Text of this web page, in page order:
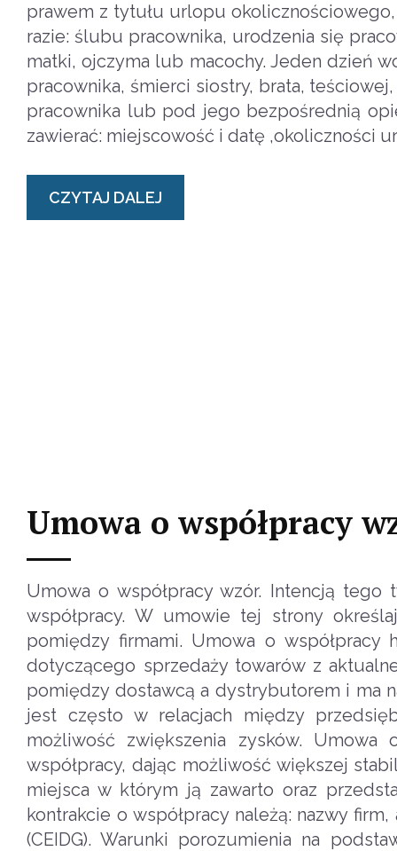
prawem z tytułu urlopu
razie: ślubu pracownika, urodzenia się
matki, ojczyma lub macochy. Jeden dzień
pracownika, śmierci siostry, brata,
pracownika lub pod jego bezpośrednią
zawierać: miejscowość i datę ,okoliczności
CZYTAJ DALEJ
Umowa o współpracy
Umowa o współpracy wzór. Intencją
współpracy. W umowie tej strony
pomiędzy firmami. Umowa o
dotyczącego sprzedaży towarów z
pomiędzy dostawcą a dystrybutorem i ma
jest często w relacjach między
możliwość zwiększenia zysków.
współpracy, dając możliwość większej
miejsca w którym ją zawarto oraz
kontrakcie o współpracy należą: nazwy
(CEIDG). Warunki porozumienia na